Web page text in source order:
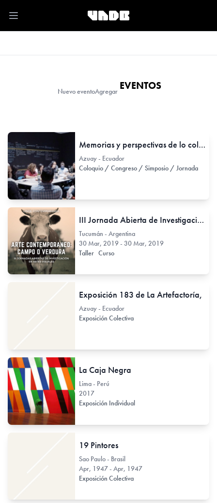
Open main menu
Nuevo eventoAgregar EVENTOS
Memorias y perspectivas de lo colectivo. Entre la gestión cultural y las prácticas artísticas contemporáneas 2000 a 2007
Azuay - Ecuador
Coloquio / Congreso / Simposio / Jornada
III Jornada Abierta de Investigación en Artes - Arte contemporáneo: Campo o Verdura
Tucumán - Argentina
30 Mar, 2019 - 30 Mar, 2019
Taller Curso
Exposición 183 de La Artefactoría,
Azuay - Ecuador
Exposición Colectiva
La Caja Negra
Lima - Perú
2017
Exposición Individual
19 Pintores
Sao Paulo - Brasil
Apr, 1947 - Apr, 1947
Exposición Colectiva